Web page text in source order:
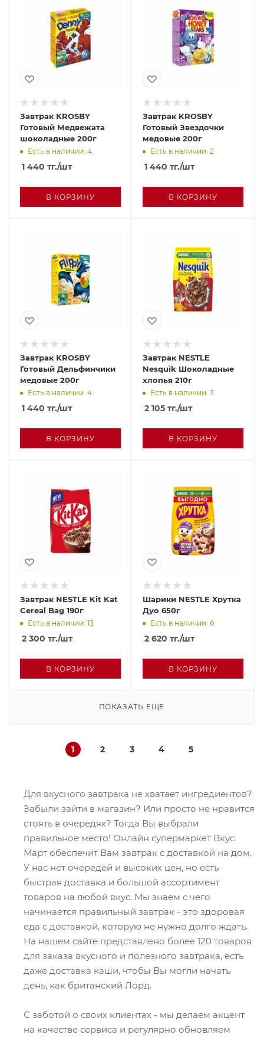
Завтрак KROSBY
Готовый Медвежата
шоколадные 200г
Есть в наличии: 4
1 440 тг./шт
В КОРЗИНУ
Завтрак KROSBY
Готовый Звездочки
медовые 200г
Есть в наличии: 2
1 440 тг./шт
В КОРЗИНУ
Завтрак KROSBY
Готовый Дельфинчики
медовые 200г
Есть в наличии: 4
1 440 тг./шт
В КОРЗИНУ
Завтрак NESTLE
Nesquik Шоколадные
хлопья 210г
Есть в наличии: 3
2 105 тг./шт
В КОРЗИНУ
Завтрак NESTLE Kit Kat
Cereal Bag 190г
Есть в наличии: 13
2 300 тг./шт
В КОРЗИНУ
Шарики NESTLE Хрутка
Дуо 650г
Есть в наличии: 6
2 620 тг./шт
В КОРЗИНУ
ПОКАЗАТЬ ЕЩЕ
1 2 3 4 5
Для вкусного завтрака не хватает ингредиентов?
Забыли зайти в магазин? Или просто не нравится
стоять в очередях? Тогда Вы выбрали
правильное место! Онлайн супермаркет Вкус
Март обеспечит Вам завтрак с доставкой на дом.
У нас нет очередей и высоких цен, но есть
быстрая доставка и большой ассортимент
товаров на любой вкус. Мы знаем с чего
начинается правильный завтрак - это здоровая
еда с доставкой, которую не нужно долго ждать.
На нашем сайте представлено более 120 товаров
для заказа вкусного и полезного завтрака, есть
даже доставка каши, чтобы Вы могли начать
день, как британский Лорд.
С заботой о своих клиентах - мы делаем акцент
на качестве сервиса и регулярно обновляем